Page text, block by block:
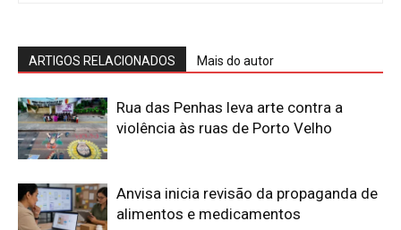
ARTIGOS RELACIONADOS Mais do autor
Rua das Penhas leva arte contra a
violência às ruas de Porto Velho
Anvisa inicia revisão da propaganda de
alimentos e medicamentos